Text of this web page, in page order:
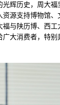
辉历史，周大
源支持博物馆
与陕历博、西
大消费者，特